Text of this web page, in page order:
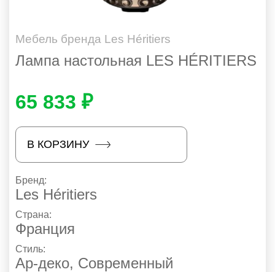
Мебель бренда Les Héritiers
Лампа настольная LES HÉRITIERS
65 833 ₽
В КОРЗИНУ
Бренд:
Les Héritiers
Страна:
Франция
Стиль:
Ар-деко, Современный